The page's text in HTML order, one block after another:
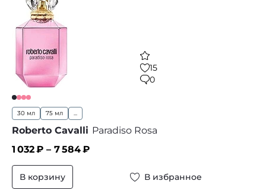
15
0
30 мл 75 мл ...
Roberto Cavalli Paradiso Rosa
1 032₽ – 7 584₽
В корзину В избранное